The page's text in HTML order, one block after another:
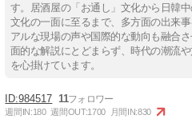
す。居酒屋の「お通し」文化から日韓
文化の一面に至るまで、多方面の出来
アルな現場の声や国際的な動向も融合
面的な解説にとどまらず、時代の潮流
を心掛けています。
984517 11
週間IN:180 週間OUT:1700 月間IN:830